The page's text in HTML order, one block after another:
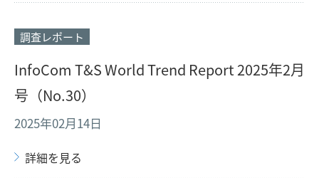
調査レポート
InfoCom T&S World Trend Report 2025年2月
号（No.30）
2025年02月14日
詳細を見る